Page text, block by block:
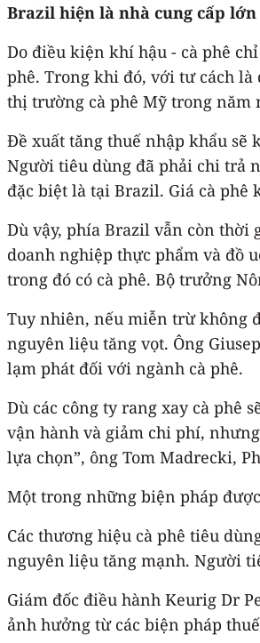
Brazil hiện là nhà cung cấp lớn
Do điều kiện khí hậu - cà phê
phê. Trong khi đó, với tư cách
thị trường cà phê Mỹ trong năm
Đề xuất tăng thuế nhập khẩu sẽ
Người tiêu dùng đã phải chi trả
đặc biệt là tại Brazil. Giá cà phê
Dù vậy, phía Brazil vẫn còn
doanh nghiệp thực phẩm và đồ
trong đó có cà phê. Bộ trưởng
Tuy nhiên, nếu miễn trừ không
nguyên liệu tăng vọt. Ông
lạm phát đối với ngành cà phê.
Dù các công ty rang xay cà phê
vận hành và giảm chi phí,
lựa chọn”, ông Tom Madrecki,
Một trong những biện pháp
Các thương hiệu cà phê tiêu
nguyên liệu tăng mạnh. Người
Giám đốc điều hành Keurig Dr
ảnh hưởng từ các biện pháp